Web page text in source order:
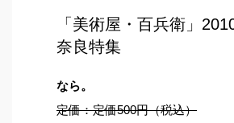
「美術屋・百兵衛」
奈良特集
なら。
定価：定価500円（税込）